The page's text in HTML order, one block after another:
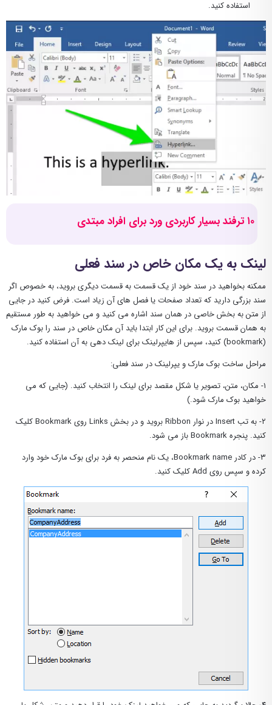
استفاده کنید.
۱۰ ترفند بسیار کاربردی ورد برای افراد مبتدی
لینک به یک مکان خاص در سند فعلی
ممکنه بخواهید در سند خود از یک قسمت به قسمت دیگری بروید، به خصوص اگر
سند بزرگی دارید که تعداد صفحات یا فصل های آن زیاد است. فرض کنید در جایی
از متن به بخش خاصی در همان سند اشاره می کنید و می خواهید به طور مستقیم
به همان قسمت بروید. برای این کار ابتدا باید آن مکان خاص در سند را بوک مارک
(bookmark) کنید، سپس از هایپرلینک برای لینک دهی به آن استفاده کنید.
مراحل ساخت بوک مارک و یپرلینک در سند فعلی:
۱- مکان، متن، تصویر یا شکل مقصد برای لینک را انتخاب کنید. (جایی که می
خواهید بوک مارک شود.)
۲- به تب Insert در نوار Ribbon بروید و در بخش Links روی Bookmark کلیک
کنید. پنجره Bookmark باز می شود.
۳- در کادر Bookmark name، یک نام منحصر به فرد برای بوک مارک خود وارد
کرده و سپس روی Add کلیک کنید.